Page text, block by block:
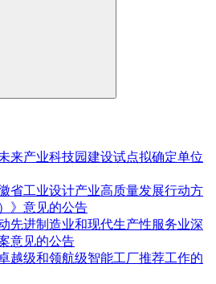
来产业科技园建设试点拟确定单位
省工业设计产业高质量发展行动方
》意见的公告
先进制造业和现代生产性服务业深
意见的公告
越级和领航级智能工厂推荐工作的